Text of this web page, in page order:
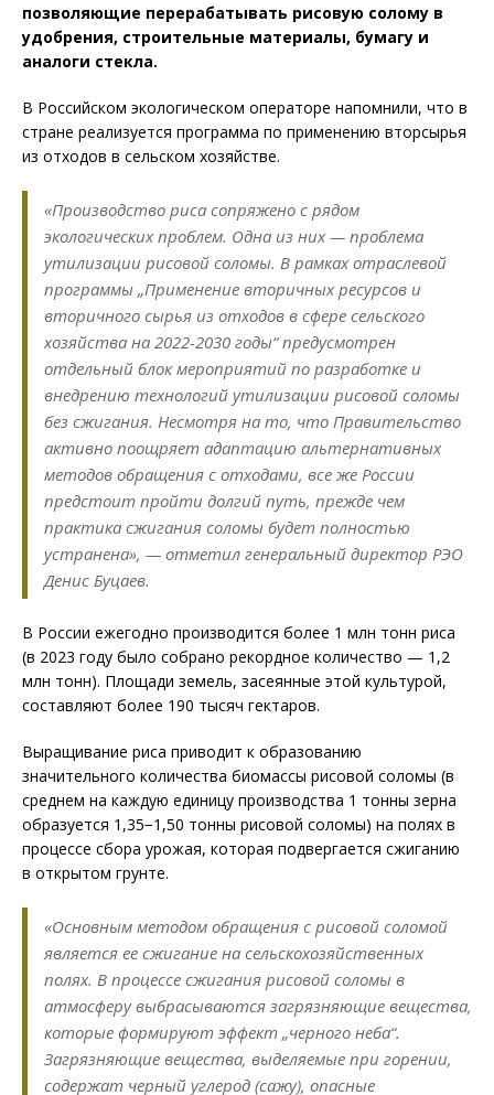
позволяющие перерабатывать рисовую солому в
удобрения, строительные материалы, бумагу и
аналоги стекла.
В Российском экологическом операторе напомнили, что в
стране реализуется программа по применению вторсырья
из отходов в сельском хозяйстве.
«Производство риса сопряжено с рядом
экологических проблем. Одна из них — проблема
утилизации рисовой соломы. В рамках отраслевой
программы „Применение вторичных ресурсов и
вторичного сырья из отходов в сфере сельского
хозяйства на 2022-2030 годы“ предусмотрен
отдельный блок мероприятий по разработке и
внедрению технологий утилизации рисовой соломы
без сжигания. Несмотря на то, что Правительство
активно поощряет адаптацию альтернативных
методов обращения с отходами, все же России
предстоит пройти долгий путь, прежде чем
практика сжигания соломы будет полностью
устранена», — отметил генеральный директор РЭО
Денис Буцаев.
В России ежегодно производится более 1 млн тонн риса
(в 2023 году было собрано рекордное количество — 1,2
млн тонн). Площади земель, засеянные этой культурой,
составляют более 190 тысяч гектаров.
Выращивание риса приводит к образованию
значительного количества биомассы рисовой соломы (в
среднем на каждую единицу производства 1 тонны зерна
образуется 1,35−1,50 тонны рисовой соломы) на полях в
процессе сбора урожая, которая подвергается сжиганию
в открытом грунте.
«Основным методом обращения с рисовой соломой
является ее сжигание на сельскохозяйственных
полях. В процессе сжигания рисовой соломы в
атмосферу выбрасываются загрязняющие вещества,
которые формируют эффект „черного неба“.
Загрязняющие вещества, выделяемые при горении,
содержат черный углерод (сажу), опасные